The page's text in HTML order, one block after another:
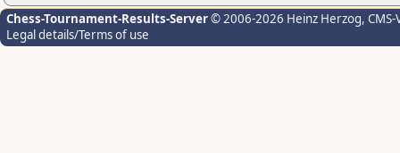
Chess-Tournament-Results-Server© 2006-2026 Heinz Herzog,
Legal details/Terms of use